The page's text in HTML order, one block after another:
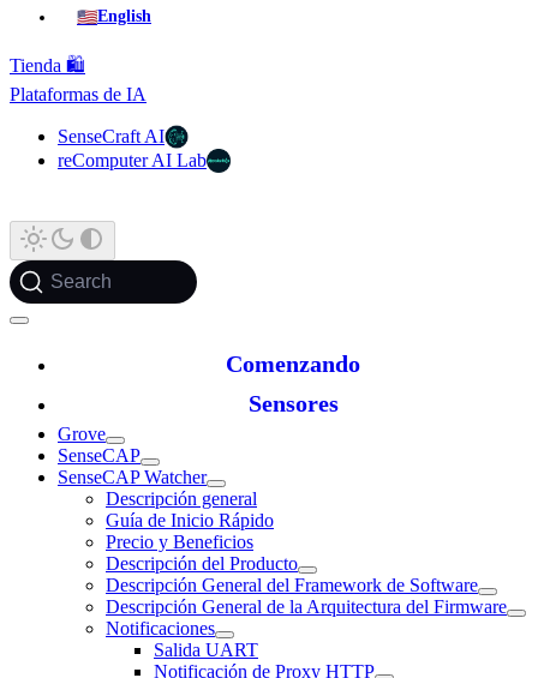
🇺🇸English
Tienda 🛍️
Plataformas de IA
SenseCraft AI
reComputer AI Lab
Search
Comenzando
Sensores
Grove
SenseCAP
SenseCAP Watcher
Descripción general
Guía de Inicio Rápido
Precio y Beneficios
Descripción del Producto
Descripción General del Framework de Software
Descripción General de la Arquitectura del Firmware
Notificaciones
Salida UART
Notificación de Proxy HTTP